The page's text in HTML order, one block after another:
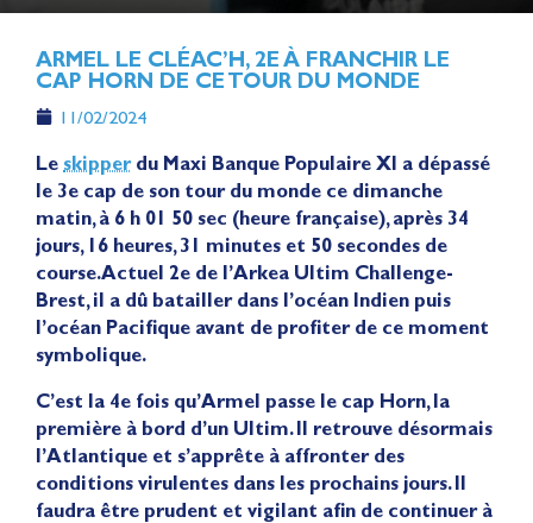
ARMEL LE CLÉAC’H, 2E À FRANCHIR LE
CAP HORN DE CE TOUR DU MONDE
11/02/2024
Le skipperdu Maxi Banque Populaire XI a dépassé
le 3e cap de son tour du monde ce dimanche
matin, à 6 h 01 50 sec (heure française), après 34
jours, 16 heures, 31 minutes et 50 secondes de
course. Actuel 2e de l’Arkea Ultim Challenge-
Brest, il a dû batailler dans l’océan Indien puis
l’océan Pacifique avant de profiter de ce moment
symbolique.
C’est la 4e fois qu’Armel passe le cap Horn, la
première à bord d’un Ultim. Il retrouve désormais
l’Atlantique et s’apprête à affronter des
conditions virulentes dans les prochains jours. Il
faudra être prudent et vigilant afin de continuer à